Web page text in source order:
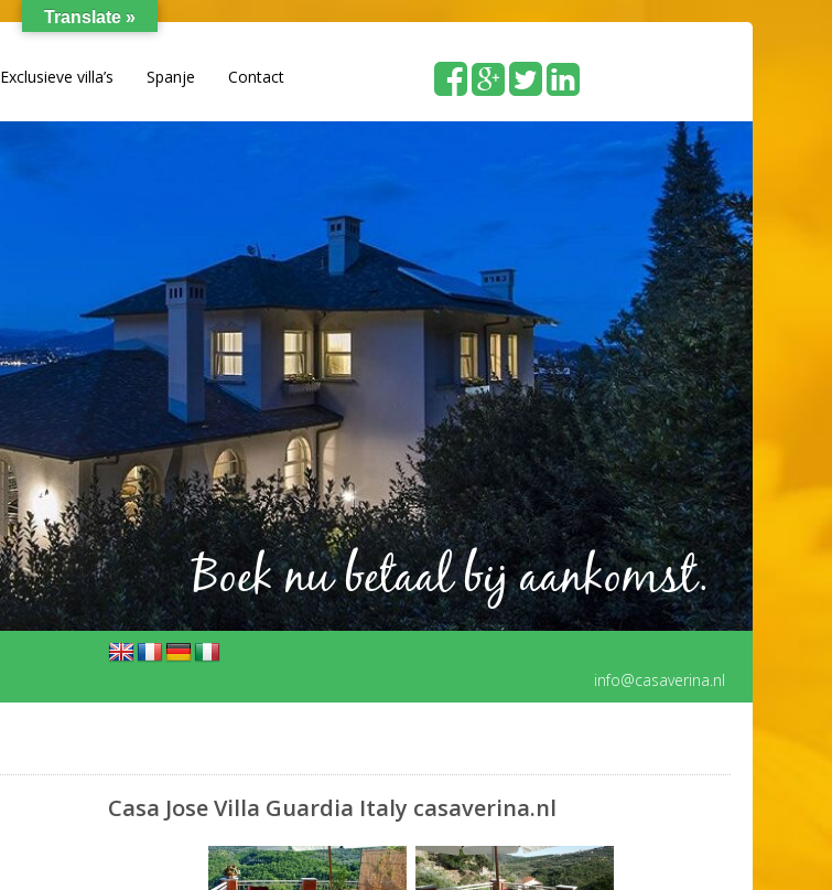
Exclusieve villa’s Spanje Contact
Boek nu betaal bij aankomst.
info@casaverina.nl
Casa Jose Villa Guardia Italy casaverina.nl
Translate »